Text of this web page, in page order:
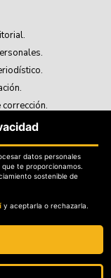
retiro de contenidos.
datos personales
te proporcionamos.
sostenible de
y aceptarla o rechazarla.